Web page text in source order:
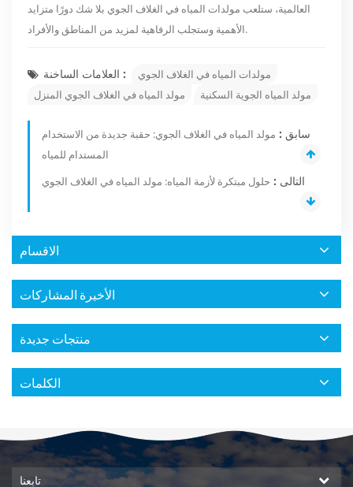
العالمية، ستلعب مولدات المياه في الغلاف الجوي بلا شك دورًا متزايد
الأهمية وستجلب الرفاهية لمزيد من المناطق والأفراد.
العلامات الساخنة :
مولدات المياه في الغلاف الجوي
مولد المياه في الغلاف الجوي المنزل
مولد المياه الجوية السكنية
سابق : مولد المياه في الغلاف الجوي: حقبة جديدة من الاستخدام
المستدام للمياه
التالى : حلول مبتكرة لأزمة المياه: مولد المياه في الغلاف الجوي
الاقسام
الأخيرة المشاركات
منتجات جديدة
الكلمات
تابعنا